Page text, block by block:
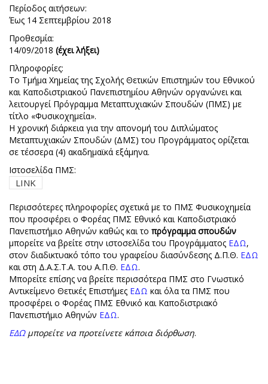
Περίοδος αιτήσεων:
Έως 14 Σεπτεμβρίου 2018
Προθεσμία:
14/09/2018 (έχει λήξει)
Πληροφορίες:
Το Τμήμα Χημείας της Σχολής Θετικών Επιστημών του Εθνικού
και Καποδιστριακού Πανεπιστημίου Αθηνών οργανώνει και
λειτουργεί Πρόγραμμα Μεταπτυχιακών Σπουδών (ΠΜΣ) με
τίτλο «Φυσικοχημεία».
Η χρονική διάρκεια για την απονομή του Διπλώματος
Μεταπτυχιακών Σπουδών (ΔΜΣ) του Προγράμματος ορίζεται
σε τέσσερα (4) ακαδημαϊκά εξάμηνα.
Ιστοσελίδα ΠΜΣ:
LINK
Περισσότερες πληροφορίες σχετικά με το ΠΜΣ Φυσικοχημεία
που προσφέρει ο Φορέας ΠΜΣ Εθνικό και Καποδιστριακό
Πανεπιστήμιο Αθηνών καθώς και το πρόγραμμα σπουδών
μπορείτε να βρείτε στην ιστοσελίδα του Προγράμματος ΕΔΩ,
στον διαδικτυακό τόπο του γραφείου διασύνδεσης Δ.Π.Θ. ΕΔΩ
και στη Δ.Α.Σ.Τ.Α. του Α.Π.Θ. ΕΔΩ.
Μπορείτε επίσης να βρείτε περισσότερα ΠΜΣ στο Γνωστικό
Αντικείμενο Θετικές Επιστήμες ΕΔΩ και όλα τα ΠΜΣ που
προσφέρει ο Φορέας ΠΜΣ Εθνικό και Καποδιστριακό
Πανεπιστήμιο Αθηνών ΕΔΩ.
ΕΔΩμπορείτε να προτείνετε κάποια διόρθωση.